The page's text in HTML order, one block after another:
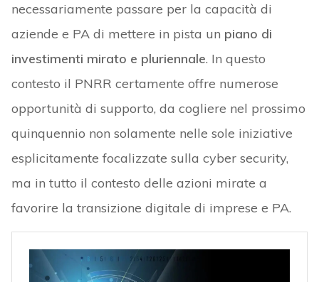
necessariamente passare per la capacità di
aziende e PA di mettere in pista un piano di
investimenti mirato e pluriennale. In questo
contesto il PNRR certamente offre numerose
opportunità di supporto, da cogliere nel prossimo
quinquennio non solamente nelle sole iniziative
esplicitamente focalizzate sulla cyber security,
ma in tutto il contesto delle azioni mirate a
favorire la transizione digitale di imprese e PA.